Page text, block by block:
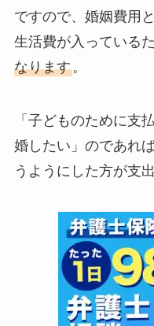
ですので、婚姻費用
生活費が入っているた
なります。
「子どものために支
婚したい」のであれ
うようにした方が支